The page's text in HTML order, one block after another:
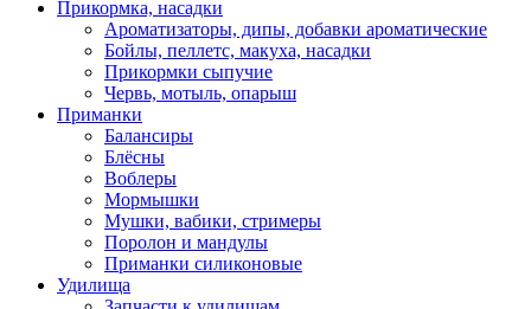
Прикормка, насадки
Ароматизаторы, дипы, добавки ароматические
Бойлы, пеллетс, макуха, насадки
Прикормки сыпучие
Червь, мотыль, опарыш
Приманки
Балансиры
Блёсны
Воблеры
Мормышки
Мушки, вабики, стримеры
Поролон и мандулы
Приманки силиконовые
Удилища